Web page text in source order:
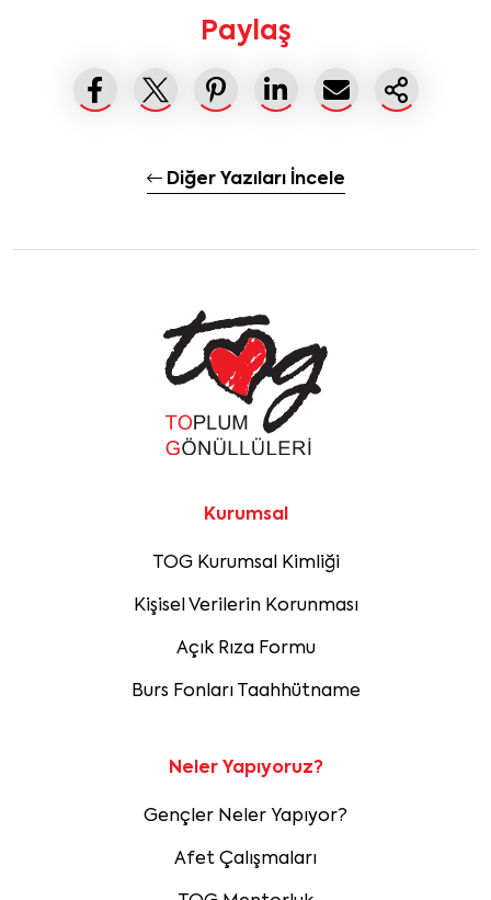
Paylaş
Diğer Yazıları İncele
Kurumsal
TOG Kurumsal Kimliği
Kişisel Verilerin Korunması
Açık Rıza Formu
Burs Fonları Taahhütname
Neler Yapıyoruz?
Gençler Neler Yapıyor?
Afet Çalışmaları